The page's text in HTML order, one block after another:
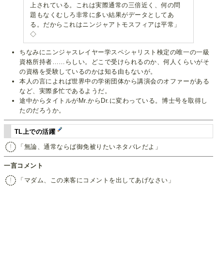
上されている。これは実際通常の三倍近く、何の問
題もなくむしろ非常に多い結果がデータとしてあ
る。だからこれはニンジャアトモスフィアは平常」
◇
ちなみにニンジャスレイヤー学スペシャリスト検定の唯一の一級
資格所持者……らしい。どこで受けられるのか、何人くらいがそ
の資格を受験しているのかは知る由もないが。
本人の言によれば世界中の学術団体から講演会のオファーがある
など、実際多忙であるようだ。
途中からタイトルがMr.からDr.に変わっている。博士号を取得し
たのだろうか。
TL上での活躍
「無論、通常ならば御免被りたいネタバレだよ」
一言コメント
「マダム、この来客にコメントを出してあげなさい」